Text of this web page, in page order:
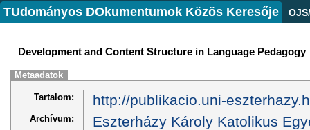
TUdományos DOkumentumok Közös Keresője
Development and Content Structure in Language Pedagogy
Metaadatok
Tartalom: http://publikacio.uni-
Archívum: Eszterházy Károly Katolikus